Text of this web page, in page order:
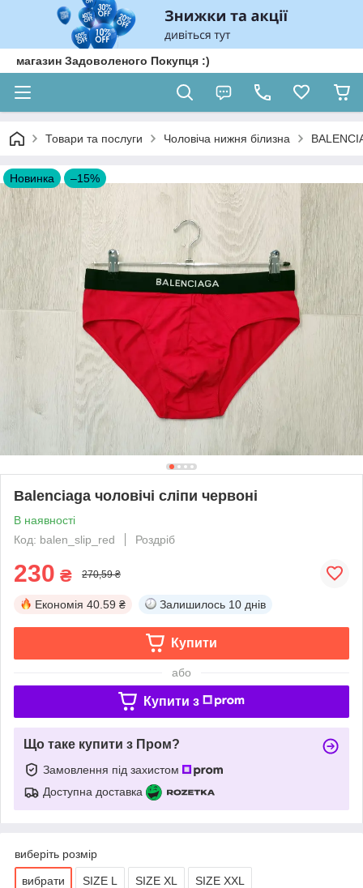
магазин Задоволеного Покупця :)
Товари та послуги Чоловіча нижня білизна
Новинка –15%
Balenciaga чоловічі сліпи червоні
В наявності
Код: balen_slip_red
Роздріб
230 ₴ 270,59 ₴
Економія 40.59 ₴ Залишилось 10 днів
Купити
або
Купити з
Що таке купити з Пром?
Замовлення під захистом
Доступна доставка
виберіть розмір
вибрати SIZE L SIZE XL SIZE XXL